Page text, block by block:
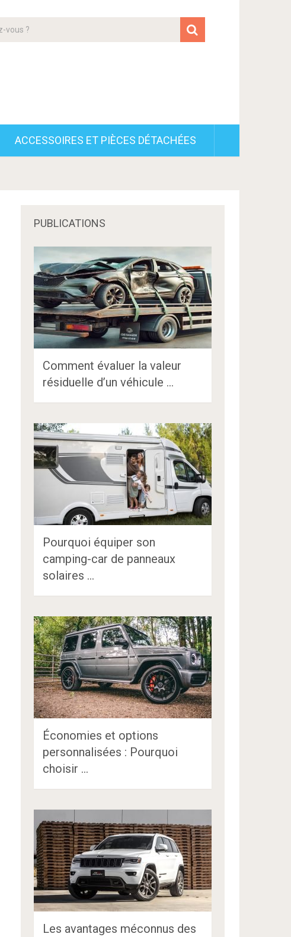
ACCESSOIRES ET PIÈCES DÉTACHÉES
PUBLICATIONS
Comment évaluer la valeur
résiduelle d’un véhicule …
Pourquoi équiper son
camping-car de panneaux
solaires …
Économies et options
personnalisées : Pourquoi
choisir …
Les avantages méconnus des